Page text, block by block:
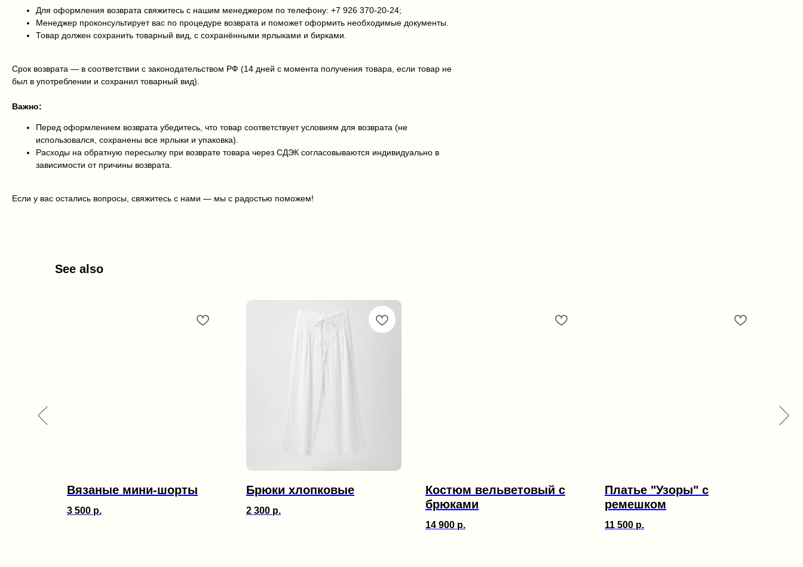
Для оформления возврата свяжитесь с нашим менеджером по телефону: +7 926 370‑20‑24;
Менеджер проконсультирует вас по процедуре возврата и поможет оформить необходимые документы.
Товар должен сохранить товарный вид, с сохранёнными ярлыками и бирками.
Срок возврата — в соответствии с законодательством РФ (14 дней с момента получения товара, если товар не
был в употреблении и сохранил товарный вид).
Важно:
Перед оформлением возврата убедитесь, что товар соответствует условиям для возврата (не
использовался, сохранены все ярлыки и упаковка).
Расходы на обратную пересылку при возврате товара через СДЭК согласовываются индивидуально в
зависимости от причины возврата.
Если у вас остались вопросы, свяжитесь с нами — мы с радостью поможем!
See also
Вязаные мини-шорты
3 500 р.
Брюки хлопковые
2 300 р.
Костюм вельветовый с
брюками
14 900 р.
Платье "Узоры" с
ремешком
11 500 р.